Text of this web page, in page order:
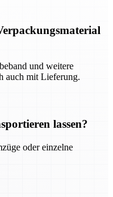
und weitere
auch mit Lieferung.
lassen?
oder einzelne